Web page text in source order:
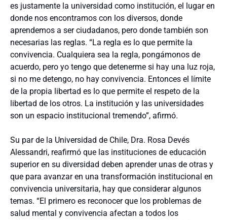
es justamente la universidad como institución, el lugar en
donde nos encontramos con los diversos, donde
aprendemos a ser ciudadanos, pero donde también son
necesarias las reglas. “La regla es lo que permite la
convivencia. Cualquiera sea la regla, pongámonos de
acuerdo, pero yo tengo que detenerme si hay una luz roja,
si no me detengo, no hay convivencia. Entonces el límite
de la propia libertad es lo que permite el respeto de la
libertad de los otros. La institución y las universidades
son un espacio institucional tremendo”, afirmó.
Su par de la Universidad de Chile, Dra. Rosa Devés
Alessandri, reafirmó que las instituciones de educación
superior en su diversidad deben aprender unas de otras y
que para avanzar en una transformación institucional en
convivencia universitaria, hay que considerar algunos
temas. “El primero es reconocer que los problemas de
salud mental y convivencia afectan a todos los